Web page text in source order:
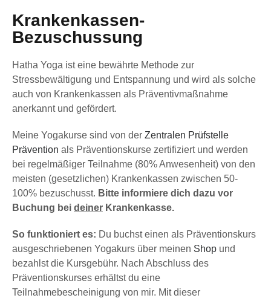
Krankenkassen-
Bezuschussung
Hatha Yoga ist eine bewährte Methode zur
Stressbewältigung und Entspannung und wird als solche
auch von Krankenkassen als Präventivmaßnahme
anerkannt und gefördert.
Meine Yogakurse sind von der Zentralen Prüfstelle
Prävention als Präventionskurse zertifiziert und werden
bei regelmäßiger Teilnahme (80% Anwesenheit) von den
meisten (gesetzlichen) Krankenkassen zwischen 50-
100% bezuschusst. Bitte informiere dich dazu vor
Buchung bei deiner Krankenkasse.
So funktioniert es: Du buchst einen als Präventionskurs
ausgeschriebenen Yogakurs über meinen Shop und
bezahlst die Kursgebühr. Nach Abschluss des
Präventionskurses erhältst du eine
Teilnahmebescheinigung von mir. Mit dieser